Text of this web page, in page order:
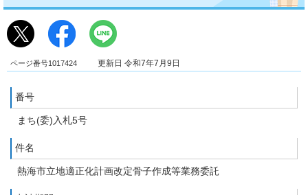
ページ番号1017424 更新日 令和7年7月9日
番号
まち(委)入札5号
件名
熱海市立地適正化計画改定骨子作成等業務委託